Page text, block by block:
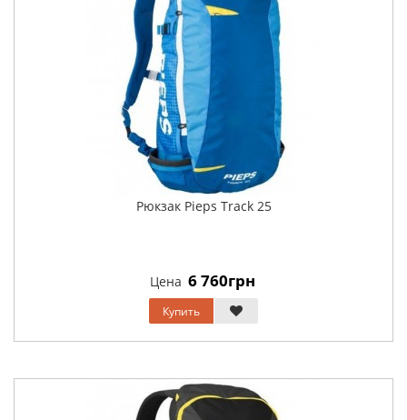
Рюкзак Pieps Track 25
Цена 6 760грн
Купить